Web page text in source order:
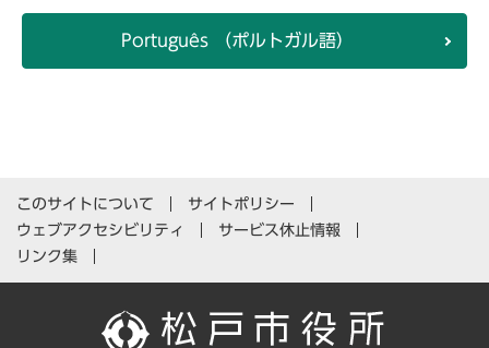
Português （ポルトガル語）
このサイトについて
サイトポリシー
ウェブアクセシビリティ
サービス休止情報
リンク集